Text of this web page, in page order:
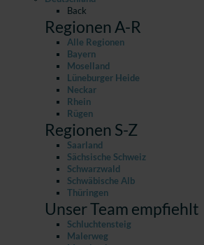
Back
Regionen A-R
Alle Regionen
Bayern
Moselland
Lüneburger Heide
Neckar
Rhein
Rügen
Regionen S-Z
Saarland
Sächsische Schweiz
Schwarzwald
Schwäbische Alb
Thüringen
Unser Team empfiehlt
Schluchtensteig
Malerweg